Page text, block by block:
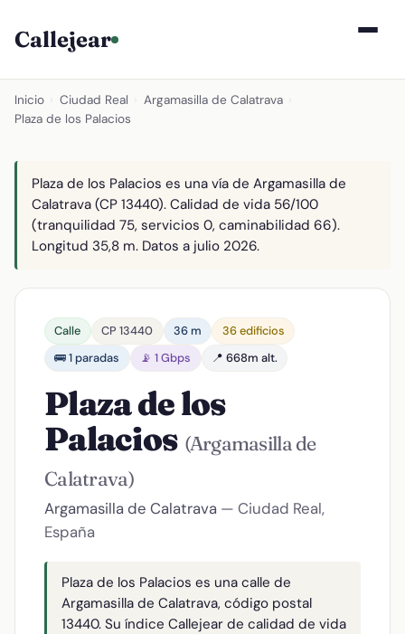
Callejear
Inicio Ciudad Real Argamasilla de Calatrava
Plaza de los Palacios
Plaza de los Palacios es una vía de Argamasilla de
Calatrava (CP 13440). Calidad de vida 56/100
(tranquilidad 75, servicios 0, caminabilidad 66).
Longitud 35,8 m. Datos a julio 2026.
Calle CP 13440 36 m
36 edificios
🚌 1 paradas
📡 1 Gbps 📍 668m alt.
Plaza de los
Palacios (Argamasilla de
Calatrava)
Argamasilla de Calatrava — Ciudad Real,
España
Plaza de los Palacios es una calle de
Argamasilla de Calatrava, código postal
13440. Su índice Callejear de calidad de vida